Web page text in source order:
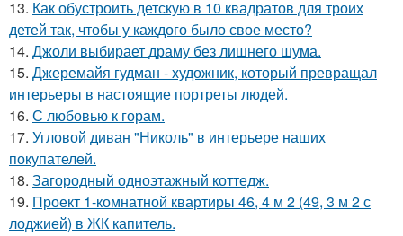
13. Как обустроить детскую в 10 квадратов для троих
детей так, чтобы у каждого было свое место?
14. Джоли выбирает драму без лишнего шума.
15. Джеремайя гудман - художник, который превращал
интерьеры в настоящие портреты людей.
16. С любовью к горам.
17. Угловой диван "Николь" в интерьере наших
покупателей.
18. Загородный одноэтажный коттедж.
19. Проект 1-комнатной квартиры 46, 4 м 2 (49, 3 м 2 с
лоджией) в ЖК капитель.